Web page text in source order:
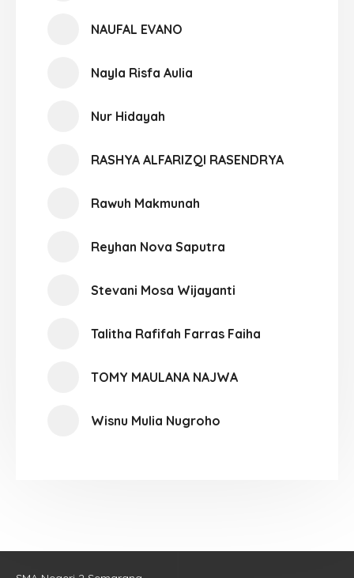
NAUFAL EVANO
Nayla Risfa Aulia
Nur Hidayah
RASHYA ALFARIZQI RASENDRYA
Rawuh Makmunah
Reyhan Nova Saputra
Stevani Mosa Wijayanti
Talitha Rafifah Farras Faiha
TOMY MAULANA NAJWA
Wisnu Mulia Nugroho